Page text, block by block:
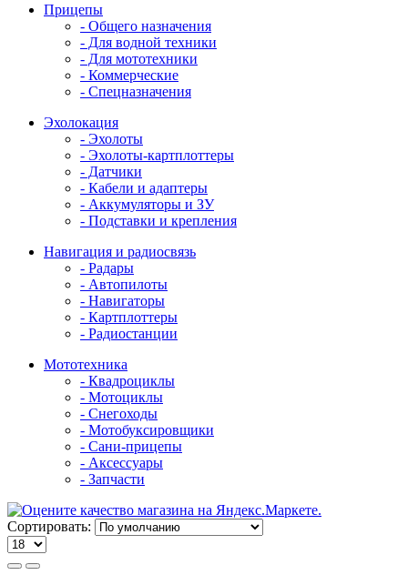
Прицепы
- Общего назначения
- Для водной техники
- Для мототехники
- Коммерческие
- Спецназначения
Эхолокация
- Эхолоты
- Эхолоты-картплоттеры
- Датчики
- Кабели и адаптеры
- Аккумуляторы и ЗУ
- Подставки и крепления
Навигация и радиосвязь
- Радары
- Автопилоты
- Навигаторы
- Картплоттеры
- Радиостанции
Мототехника
- Квадроциклы
- Мотоциклы
- Снегоходы
- Мотобуксировщики
- Сани-прицепы
- Аксессуары
- Запчасти
Сортировать: